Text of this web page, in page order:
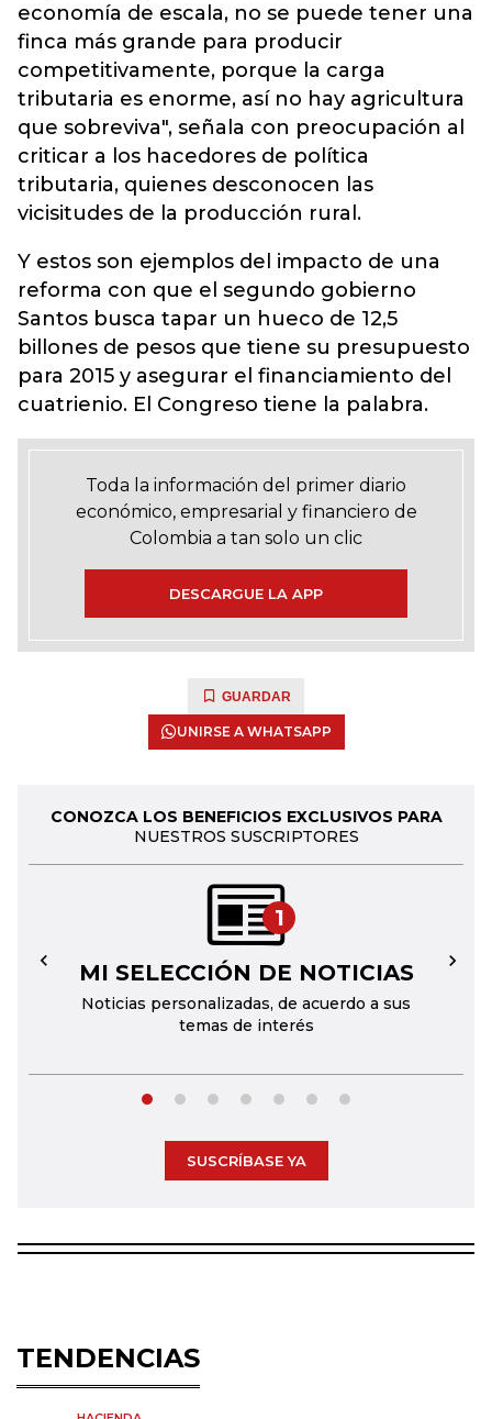
economía de escala, no se puede tener una
finca más grande para producir
competitivamente, porque la carga
tributaria es enorme, así no hay agricultura
que sobreviva", señala con preocupación al
criticar a los hacedores de política
tributaria, quienes desconocen las
vicisitudes de la producción rural.
Y estos son ejemplos del impacto de una
reforma con que el segundo gobierno
Santos busca tapar un hueco de 12,5
billones de pesos que tiene su presupuesto
para 2015 y asegurar el financiamiento del
cuatrienio. El Congreso tiene la palabra.
Toda la información del primer diario
económico, empresarial y financiero de
Colombia a tan solo un clic
DESCARGUE LA APP
GUARDAR
UNIRSE A WHATSAPP
CONOZCA LOS BENEFICIOS EXCLUSIVOS PARA
NUESTROS SUSCRIPTORES
1
MI SELECCIÓN DE NOTICIAS
Noticias personalizadas, de acuerdo a sus
temas de interés
← →
SUSCRÍBASE YA
TENDENCIAS